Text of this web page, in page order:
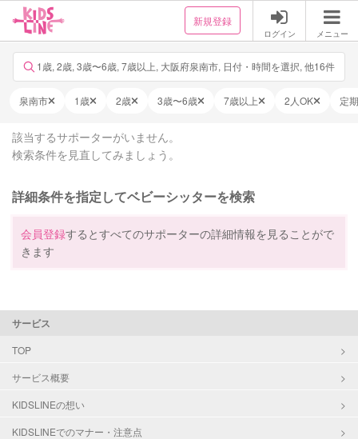
新規登録
ログイン メニュー
1歳, 2歳, 3歳〜6歳, 7歳以上, 大阪府泉南市, 日付・時間を選択, 他16件
泉南市 1歳 2歳 3歳〜6歳 7歳以上 2人OK 定
該当するサポーターがいません。
検索条件を見直してみましょう。
詳細条件を指定してベビーシッターを検索
会員登録するとすべてのサポーターの詳細情報を見ることがで
きます
サービス
TOP
サービス概要
KIDSLINEの想い
KIDSLINEでのマナー・注意点